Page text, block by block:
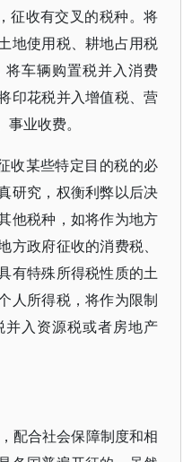
征收有交叉的税种。将
地使用税、耕地占用税
车辆购置税并入消费
印花税并入增值税、营
业收费。
收某些特定目的税的必
研究，权衡利弊以后决
他税种，如将作为地方
方政府征收的消费税、
有特殊所得税性质的土
人所得税，将作为限制
入资源税或者房地产
配合社会保障制度和相